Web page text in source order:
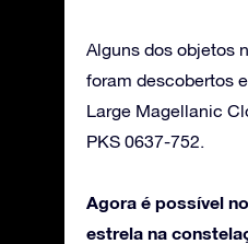
Alguns dos objetos
foram descobertos
Large Magellanic
PKS 0637-752.
Agora é possível
estrela na